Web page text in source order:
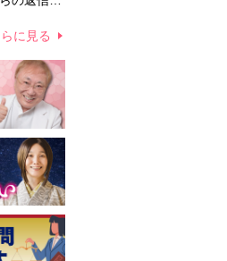
に見る